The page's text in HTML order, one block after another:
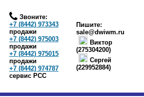
Звоните:
+7 (8442) 973343
продажи
+7 (8442) 975003
продажи
+7 (8442) 975015
продажи
+7 (8442) 974787
сервис РСС
Пишите:
sale@dwiwm.ru
Виктор
(275304200)
Сергей
(229952884)